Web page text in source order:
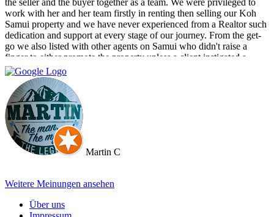
work with her and her team firstly in renting then selling our Koh
Samui property and we have never experienced from a Realtor such
dedication and support at every stage of our journey. From the get-
go we also listed with other agents on Samui who didn't raise a
finger to either promote the property unless a client instigated a
viewing. Dr Property from the start was on our side and we felt part
of a team. They constantly reviewed marketing, photography and
even made regular visits to the property to suggest changes that may
broaden the appeal to wider markets. Our advice, if you want
promotion not just commission taking, go directly to Cherry and
thank me later.
Martin C
Weitere Meinungen ansehen
Über uns